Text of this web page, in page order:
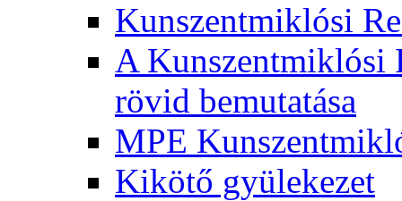
Kunszentmiklósi
A Kunszentmiklósi
rövid bemutatása
MPE
Kikötő gyülekezet